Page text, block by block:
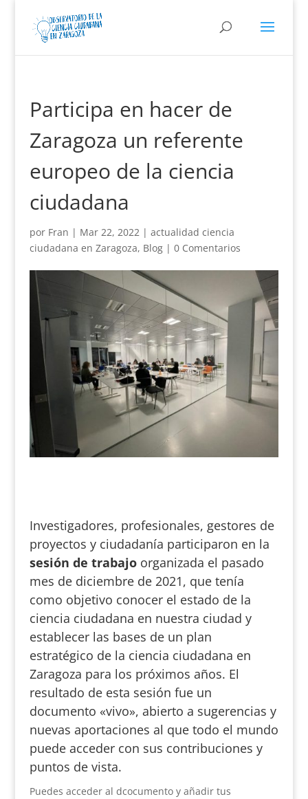
Participa en hacer de
Zaragoza un referente
europeo de la ciencia
ciudadana
por Fran | Mar 22, 2022| actualidad ciencia
ciudadana en Zaragoza, Blog| 0 Comentarios
Investigadores, profesionales, gestores de
proyectos y ciudadanía participaron en la
sesión de trabajoorganizada el pasado
mes de diciembre de 2021, que tenía
como objetivo conocer el estado de la
ciencia ciudadana en nuestra ciudad y
establecer las bases de un plan
estratégico de la ciencia ciudadana en
Zaragoza para los próximos años. El
resultado de esta sesión fue un
documento «vivo», abierto a sugerencias y
nuevas aportaciones al que todo el mundo
puede acceder con sus contribuciones y
puntos de vista.
Puedes acceder al dcocumento y añadir tus